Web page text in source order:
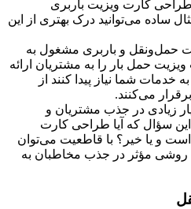
طراحی کارت ویزیت باربری
ساده می‌توانید درک بهتری از این
حمل‌ونقل و باربری مشغول به
حمل بار را به مشتریان ارائه
شما نیاز پیدا کنند از
می‌کنند.
زیادی در جذب مشتریان و
سؤال که آیا طراحی کارت
و یا خیر؟ با قاطعیت می‌توان
مؤثر در جذب مخاطبان به